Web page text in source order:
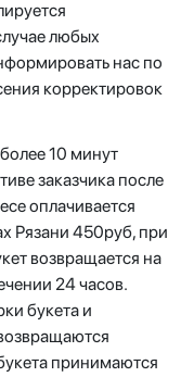
любых
нас по
корректировок
10 минут
заказчика после
оплачивается
Рязани 450руб, при
возвращается на
24 часов.
букета и
принимаются